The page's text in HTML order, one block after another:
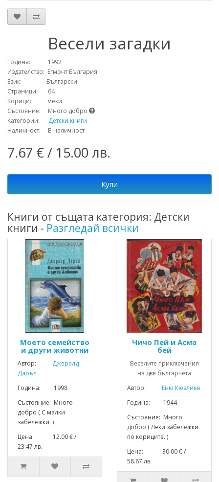
Весели загадки
Година: 1992
Издателство: Егмонт България
Език: Български
Страници: 64
Корици: меки
Състояние: Много добро
Категории: Детски книги
Наличност: В наличност
7.67 € / 15.00 лв.
Купи
Книги от същата категория: Детски
книги - Разгледай всички
Моето семейство
и други животни
Автор:
Джералд
Даръл
Година: 1998
Състояние: Много
добро ( С малки
забележки. )
Цена: 12.00 € /
23.47 лв.
Чичо Пей и Асма
бей
Веселите приключения
на две българчета
Автор:
Еню Кювлиев
Година: 1944
Състояние: Много
добро ( Леки забележки
по кориците. )
Цена: 30.00 € /
58.67 лв.